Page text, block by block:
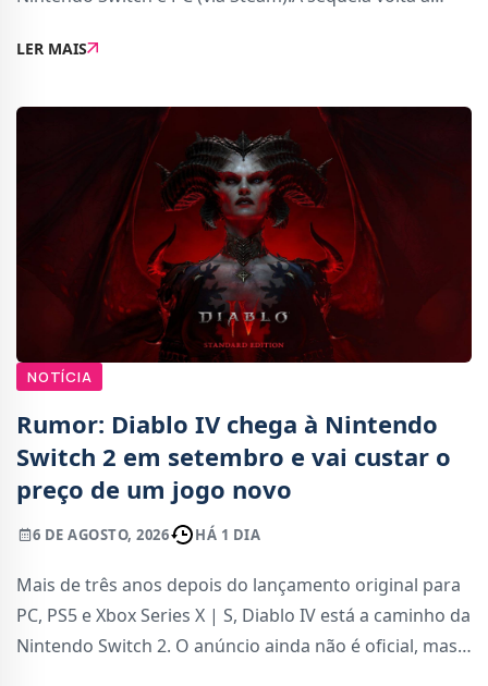
jogadores terão de explorar novos cenários, conh
LER MAIS
NOTÍCIA
Rumor: Diablo IV chega à Nintendo
Switch 2 em setembro e vai custar o
preço de um jogo novo
6 DE AGOSTO, 2026 HÁ 1 DIA
Mais de três anos depois do lançamento original para
PC, PS5 e Xbox Series X | S, Diablo IV está a caminho da
Nintendo Switch 2. O anúncio ainda não é oficial, mas